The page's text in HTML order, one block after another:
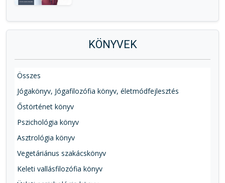
KÖNYVEK
Összes
Jógakönyv, Jógafilozófia könyv, életmódfejlesztés
Őstörténet könyv
Pszichológia könyv
Asztrológia könyv
Vegetáriánus szakácskönyv
Keleti vallásfilozófia könyv